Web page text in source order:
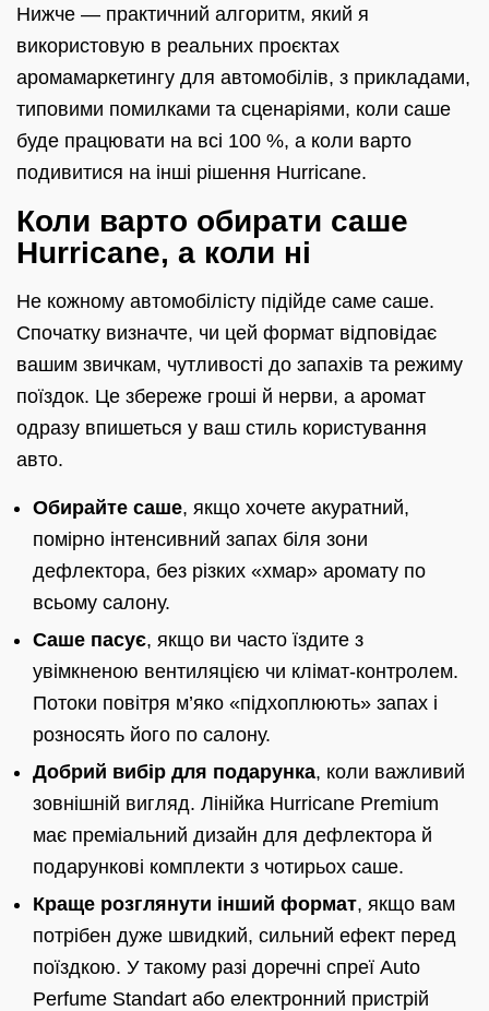
Нижче — практичний алгоритм, який я
використовую в реальних проєктах
аромамаркетингу для автомобілів, з прикладами,
типовими помилками та сценаріями, коли саше
буде працювати на всі 100 %, а коли варто
подивитися на інші рішення Hurricane.
Коли варто обирати саше
Hurricane, а коли ні
Не кожному автомобілісту підійде саме саше.
Спочатку визначте, чи цей формат відповідає
вашим звичкам, чутливості до запахів та режиму
поїздок. Це збереже гроші й нерви, а аромат
одразу впишеться у ваш стиль користування
авто.
Обирайте саше, якщо хочете акуратний,
помірно інтенсивний запах біля зони
дефлектора, без різких «хмар» аромату по
всьому салону.
Саше пасує, якщо ви часто їздите з
увімкненою вентиляцією чи клімат-контролем.
Потоки повітря м’яко «підхоплюють» запах і
розносять його по салону.
Добрий вибір для подарунка, коли важливий
зовнішній вигляд. Лінійка Hurricane Premium
має преміальний дизайн для дефлектора й
подарункові комплекти з чотирьох саше.
Краще розглянути інший формат, якщо вам
потрібен дуже швидкий, сильний ефект перед
поїздкою. У такому разі доречні спреї Auto
Perfume Standart або електронний пристрій